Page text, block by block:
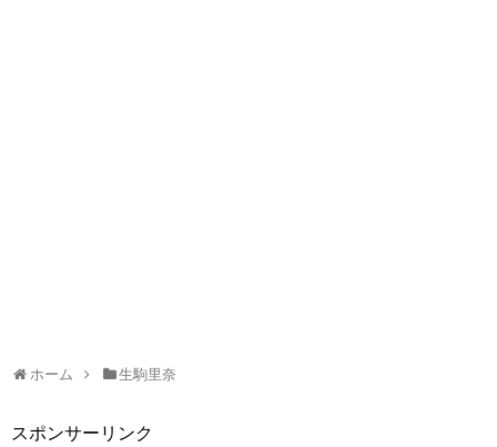
ホーム 生駒里奈
スポンサーリンク